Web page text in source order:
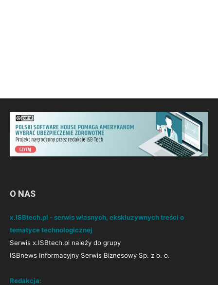
O NAS
x.ISBtech.pl - serwis własnych, ekskluzywnych treści o
tematyce technologicznej
Serwis x.ISBtech.pl należy do grupy
ISBnews Informacyjny Serwis Biznesowy Sp. z o. o.
Redakcja: